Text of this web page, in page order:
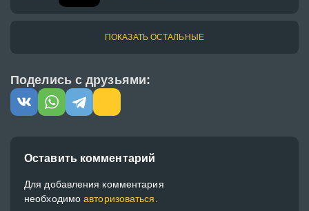
ПОКАЗАТЬ ОСТАЛЬНЫЕ
Поделись с друзьями:
Оставить комментарий
Для добавления комментария
необходимоавторизоваться.